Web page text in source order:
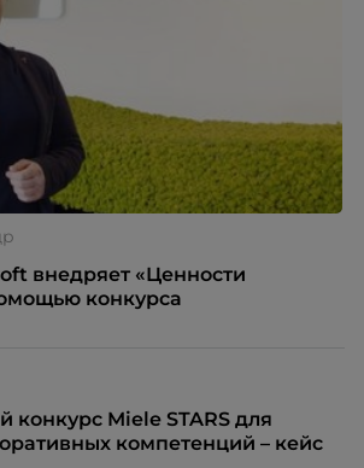
внедряет «Ценности
конкурса
конкурс Miele STARS для
компетенций – кейс